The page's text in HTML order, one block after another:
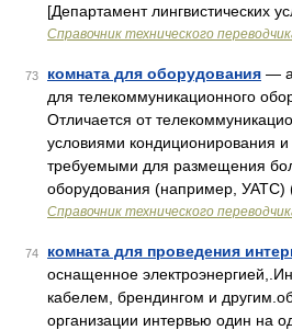
[Департамент лингвистических
Справочник технического
73 комната для оборудования —
для телекоммуникационного
Отличается от
условиями кондиционирования и
требуемыми для размещения
оборудования (например, УАТС)
Справочник технического
74 комната для проведения
оснащенное
кабелем, брендингом и
организации интервью один на